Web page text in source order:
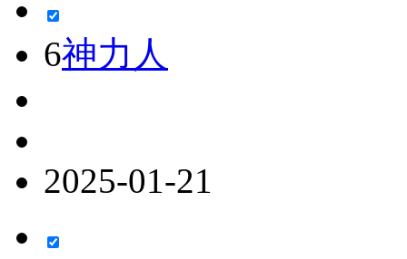
6神力人
2025-01-21